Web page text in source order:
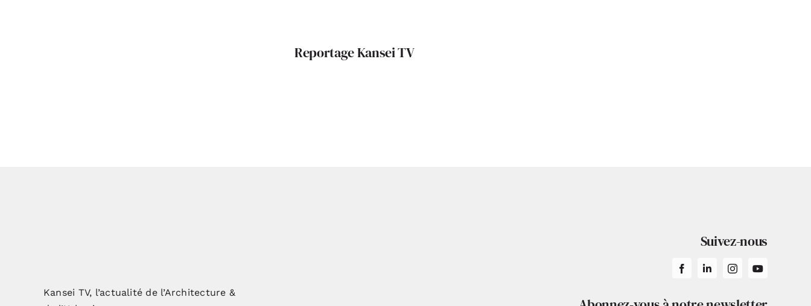
Reportage Kansei TV
Kansei TV, l’actualité de l’Architecture &
Suivez-nous